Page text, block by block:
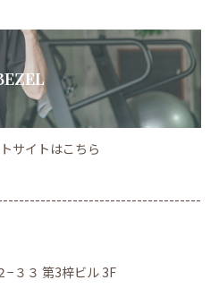
サイトはこちら
−３３ 第3梓ビル 3F